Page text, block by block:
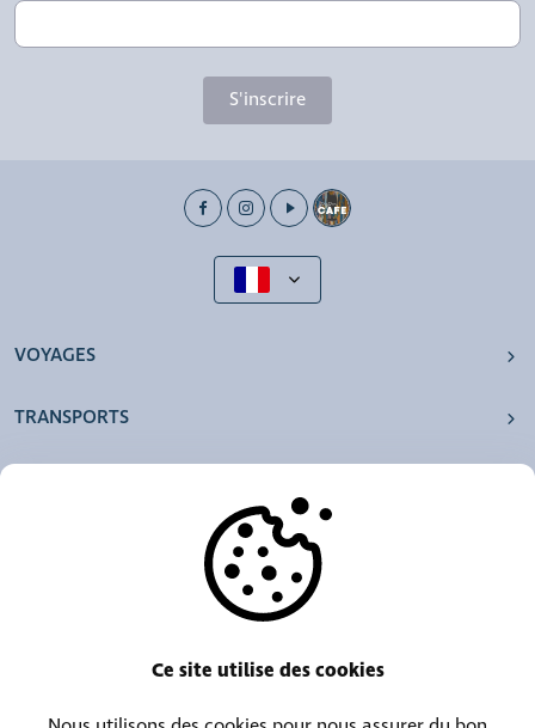
S'inscrire
VOYAGES
TRANSPORTS
Ce site utilise des cookies